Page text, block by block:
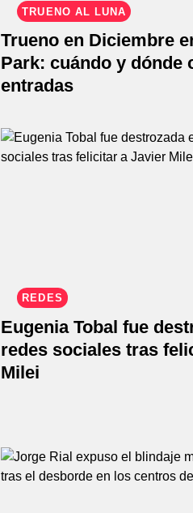
TRUENO AL LUNA
Trueno en Diciembre
Park: cuándo y dónde
entradas
REDES
Eugenia Tobal fue
redes sociales tras
Milei